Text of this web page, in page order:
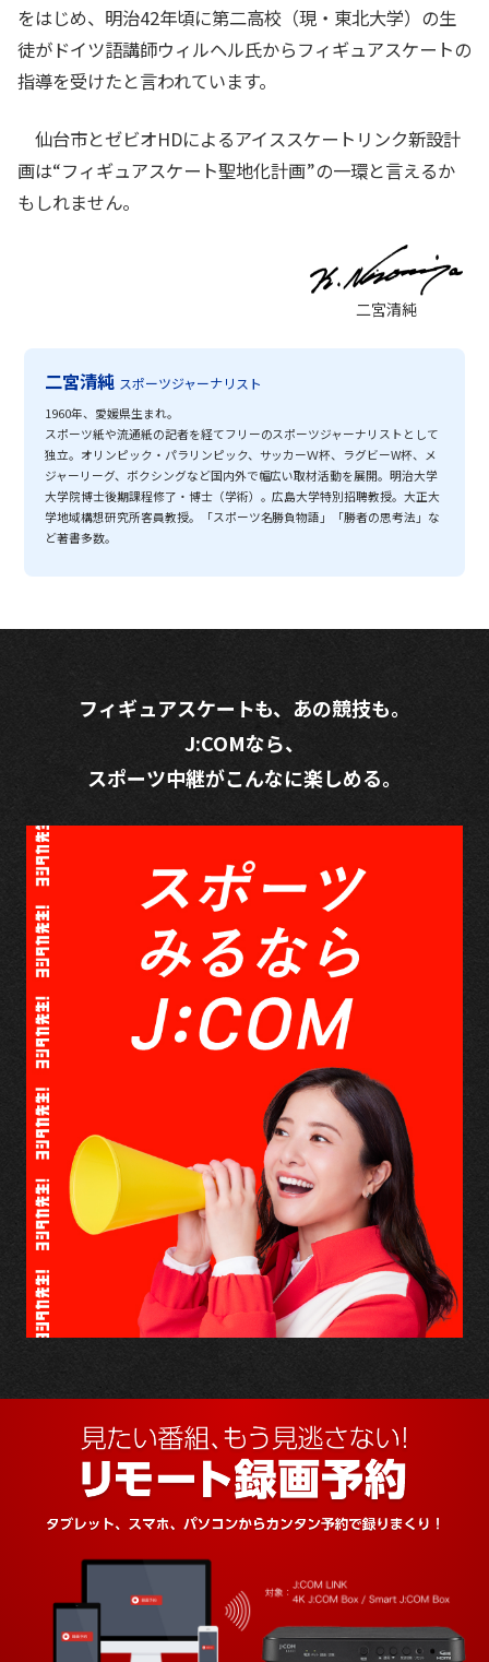
をはじめ、明治42年頃に第二高校（現・東北大学）の生
徒がドイツ語講師ウィルヘル氏からフィギュアスケートの
指導を受けたと言われています。
仙台市とゼビオHDによるアイススケートリンク新設計
画は“フィギュアスケート聖地化計画”の一環と言えるか
もしれません。
二宮清純
二宮清純 スポーツジャーナリスト
1960年、愛媛県生まれ。
スポーツ紙や流通紙の記者を経てフリーのスポーツジャーナリストとして
独立。オリンピック・パラリンピック、サッカーＷ杯、ラグビーW杯、メ
ジャーリーグ、ボクシングなど国内外で幅広い取材活動を展開。明治大学
大学院博士後期課程修了・博士（学術）。広島大学特別招聘教授。大正大
学地域構想研究所客員教授。「スポーツ名勝負物語」「勝者の思考法」な
ど著書多数。
フィギュアスケートも、あの競技も。
J:COMなら、
スポーツ中継がこんなに楽しめる。